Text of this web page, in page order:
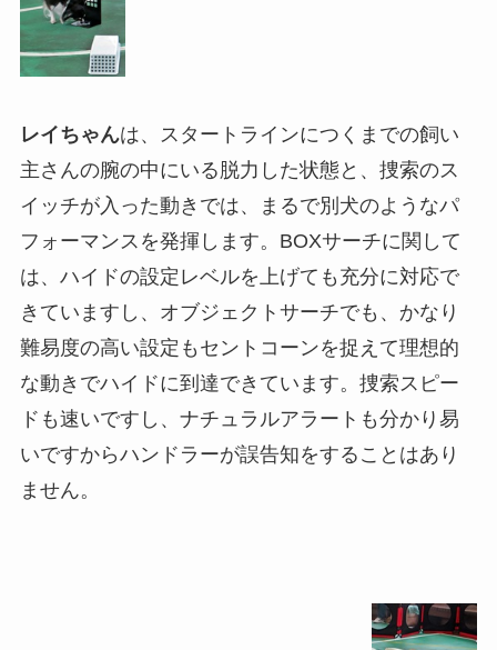
レイちゃんは、スタートラインにつくまでの飼い
主さんの腕の中にいる脱力した状態と、捜索のス
イッチが入った動きでは、まるで別犬のようなパ
フォーマンスを発揮します。BOXサーチに関して
は、ハイドの設定レベルを上げても充分に対応で
きていますし、オブジェクトサーチでも、かなり
難易度の高い設定もセントコーンを捉えて理想的
な動きでハイドに到達できています。捜索スピー
ドも速いですし、ナチュラルアラートも分かり易
いですからハンドラーが誤告知をすることはあり
ません。